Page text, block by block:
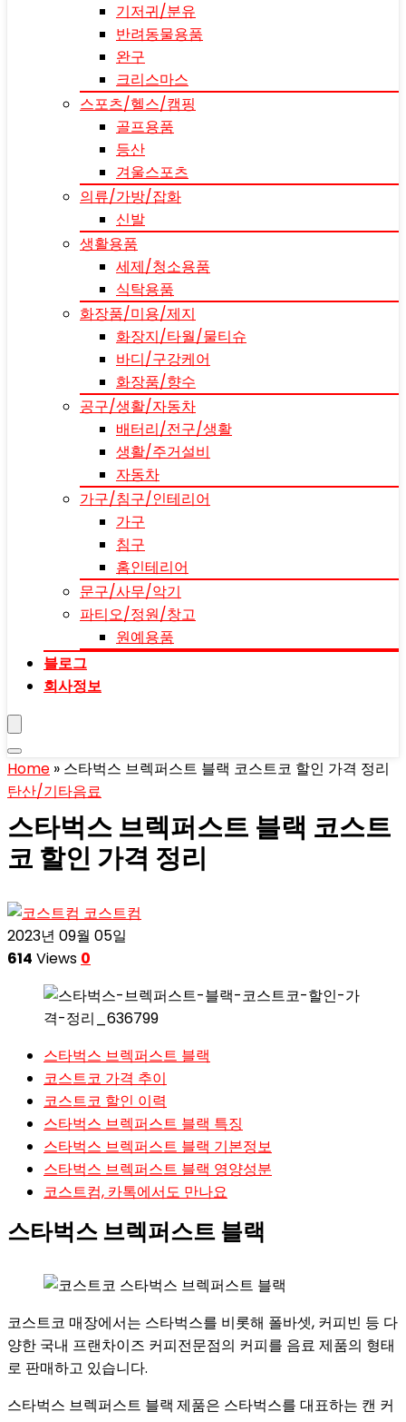
기저귀/분유
반려동물용품
완구
크리스마스
스포츠/헬스/캠핑
골프용품
등산
겨울스포츠
의류/가방/잡화
신발
생활용품
세제/청소용품
식탁용품
화장품/미용/제지
화장지/타월/물티슈
바디/구강케어
화장품/향수
공구/생활/자동차
배터리/전구/생활
생활/주거설비
자동차
가구/침구/인테리어
가구
침구
홈인테리어
문구/사무/악기
파티오/정원/창고
원예용품
블로그
회사정보
Home » 스타벅스 브렉퍼스트 블랙 코스트코 할인 가격 정리
탄산/기타음료
스타벅스 브렉퍼스트 블랙 코스트
코 할인 가격 정리
코스트컴
2023년 09월 05일
614 Views 0
스타벅스 브렉퍼스트 블랙
코스트코 가격 추이
코스트코 할인 이력
스타벅스 브렉퍼스트 블랙 특징
스타벅스 브렉퍼스트 블랙 기본정보
스타벅스 브렉퍼스트 블랙 영양성분
코스트컴, 카톡에서도 만나요
스타벅스 브렉퍼스트 블랙
코스트코 매장에서는 스타벅스를 비롯해 폴바셋, 커피빈 등 다
양한 국내 프랜차이즈 커피전문점의 커피를 음료 제품의 형태
로 판매하고 있습니다.
스타벅스 브렉퍼스트 블랙 제품은 스타벅스를 대표하는 캔 커